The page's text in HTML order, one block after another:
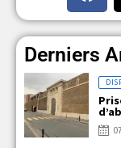
Derniers